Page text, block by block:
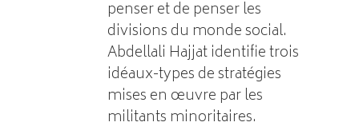
penser et de penser les
divisions du monde social.
Abdellali Hajjat identifie trois
idéaux-types de stratégies
mises en œuvre par les
militants minoritaires.